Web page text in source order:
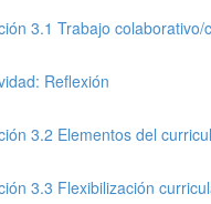
3.1 Trabajo colaborativo/
Reflexión
3.2 Elementos del
3.3 Flexibilización